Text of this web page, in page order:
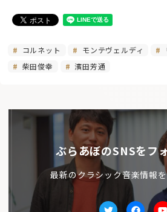
コルネット モンテヴェルディ
柴田俊幸
濱田芳通
ぶらあぼのSNSをフ
最新のクラシック音楽情報